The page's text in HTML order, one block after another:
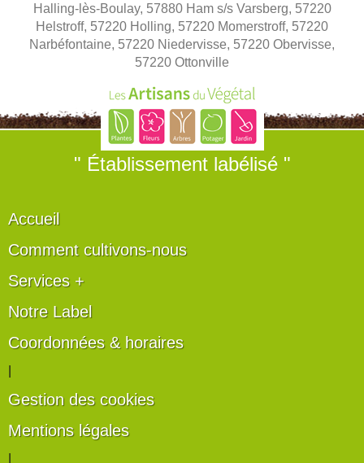
Halling-lès-Boulay, 57880 Ham s/s Varsberg, 57220
Helstroff, 57220 Holling, 57220 Momerstroff, 57220
Narbéfontaine, 57220 Niedervisse, 57220 Obervisse,
57220 Ottonville
" Établissement labélisé "
Accueil
Comment cultivons-nous
Services +
Notre Label
Coordonnées & horaires
Gestion des cookies
Mentions légales